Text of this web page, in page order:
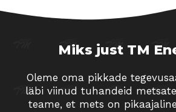
Miks just TM
Oleme oma pikkade
läbi viinud tuhandeid
teame, et mets on